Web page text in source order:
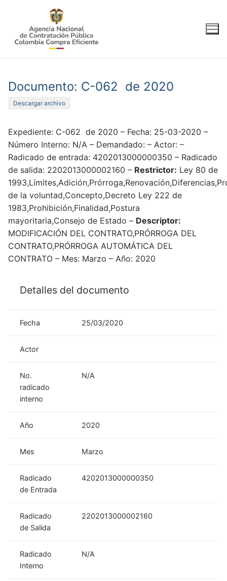
contenido
Documento: C-062 de 2020
Descargar archivo
Expediente: C-062 de 2020 – Fecha: 25-03-2020 –
Número Interno: N/A – Demandado: – Actor: –
Radicado de entrada: 4202013000000350 – Radicado
de salida: 2202013000002160 – Restrictor: Ley 80 de
de la voluntad,Concepto,Decreto Ley 222 de
1983,Prohibición,Finalidad,Postura
mayoritaria,Consejo de Estado – Descriptor:
MODIFICACIÓN DEL CONTRATO,PRÓRROGA DEL
CONTRATO,PRÓRROGA AUTOMÁTICA DEL
CONTRATO – Mes: Marzo – Año: 2020
Detalles del documento
Fecha 25/03/2020
Actor
No.
radicado
interno
N/A
Año 2020
Mes Marzo
Radicado
de Entrada
4202013000000350
Radicado
de Salida
2202013000002160
Radicado
Interno
N/A